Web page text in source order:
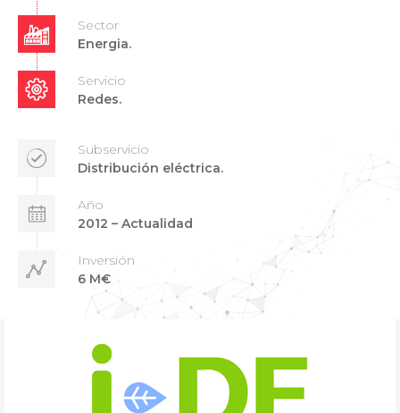
Sector
Energia.
Servicio
Redes.
Subservicio
Distribución eléctrica.
Año
2012 – Actualidad
Inversión
6 M€